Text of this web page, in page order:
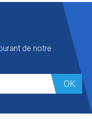
de notre
OK